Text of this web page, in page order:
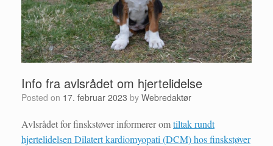
Info fra avlsrådet om hjertelidelse
Posted on 17. februar 2023 by Webredaktør
Avlsrådet for finskstøver informerer omtiltak rundt
hjertelidelsen Dilatert kardiomyopati (DCM) hos finskstøver